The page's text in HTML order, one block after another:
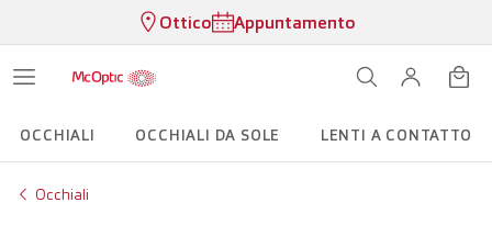
Ottico Appuntamento
OCCHIALI OCCHIALI DA SOLE LENTI A CONTATTO
Occhiali